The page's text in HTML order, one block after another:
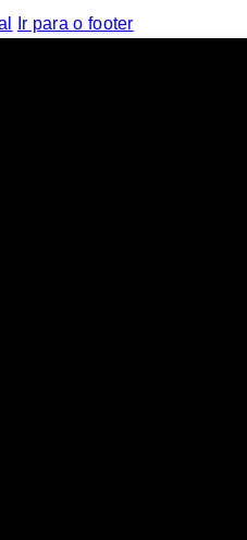
Ir para o footer